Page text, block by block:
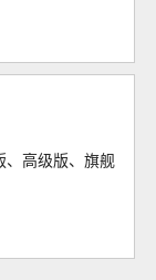
、高级版、旗舰